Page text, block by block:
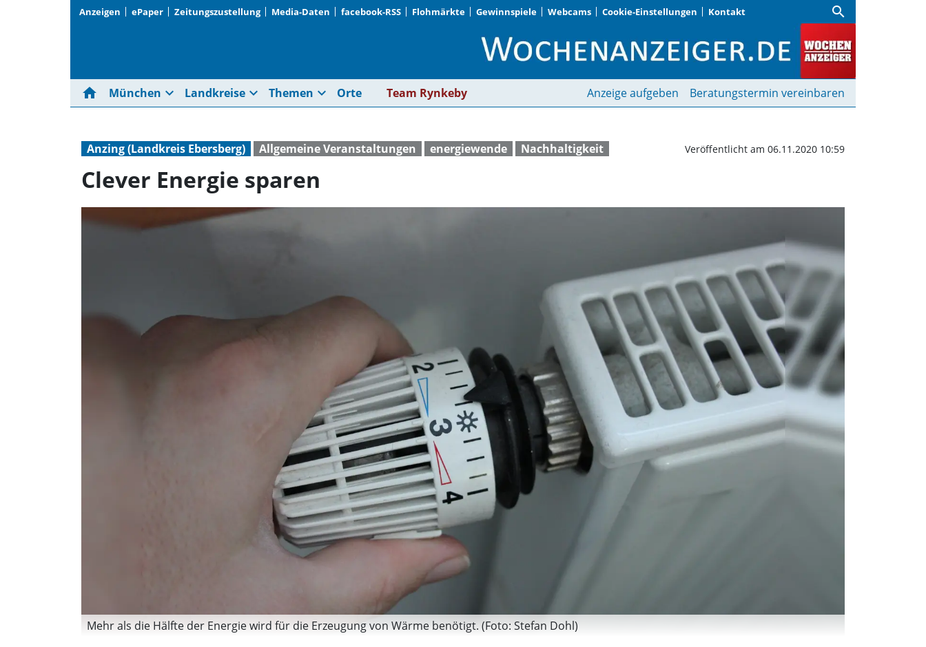
Anzeigen ePaper Zeitungszustellung Media-Daten facebook-RSS Flohmärkte Gewinnspiele Webcams Cookie-Einstellungen Kontakt search
Clever Energie sparen | Wochenanzeiger
home München expand_more Landkreise expand_more Themen expand_more Orte Team Rynkeby Anzeige aufgeben Beratungstermin vereinbaren
Anzing (Landkreis Ebersberg) Allgemeine Veranstaltungen energiewende Nachhaltigkeit Veröffentlicht am 06.11.2020 10:59
Clever Energie sparen
Mehr als die Hälfte der Energie wird für die Erzeugung von Wärme benötigt. (Foto: Stefan Dohl)